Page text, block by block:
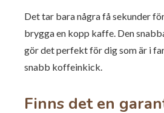
Det tar bara några få sekunder
brygga en kopp kaffe. Den
gör det perfekt för dig som är i
snabb koffeinkick.
Finns det en